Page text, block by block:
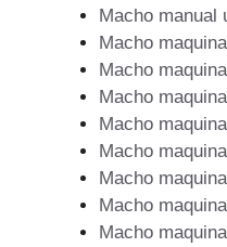
Macho manual
Macho
Macho
Macho
Macho
Macho
Macho
Macho
Macho